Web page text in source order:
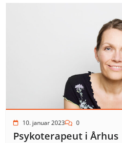
10. januar 2023 0
Psykoterapeut i Århus